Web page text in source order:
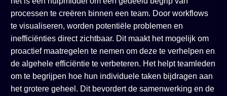
processen te creëren binnen een team. Door workflows
te visualiseren, worden potentiële problemen en
inefficiënties direct zichtbaar. Dit maakt het mogelijk om
proactief maatregelen te nemen om deze te verhelpen en
de algehele efficiëntie te verbeteren. Het helpt teamleden
om te begrijpen hoe hun individuele taken bijdragen aan
het grotere geheel. Dit bevordert de samenwerking en de